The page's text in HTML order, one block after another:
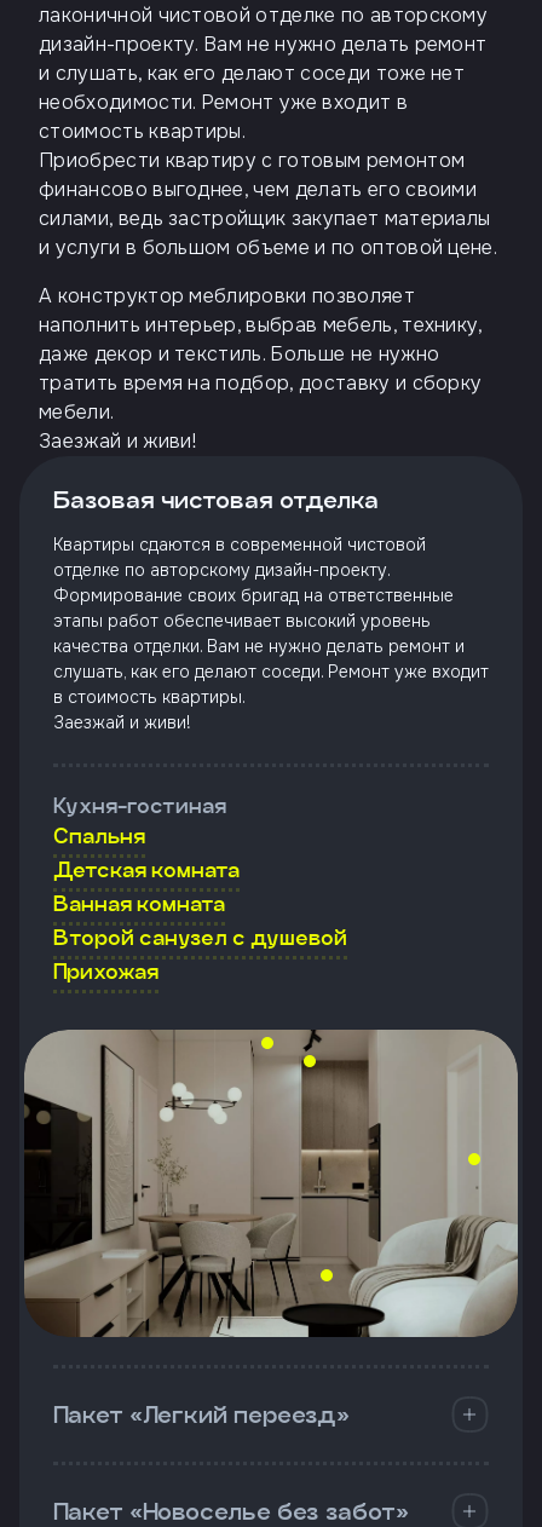
лаконичной чистовой отделке по авторскому
дизайн-проекту. Вам не нужно делать ремонт
и слушать, как его делают соседи тоже нет
необходимости. Ремонт уже входит в
стоимость квартиры.
Приобрести квартиру с готовым ремонтом
финансово выгоднее, чем делать его своими
силами, ведь застройщик закупает материалы
и услуги в большом объеме и по оптовой цене.
А конструктор меблировки позволяет
наполнить интерьер, выбрав мебель, технику,
даже декор и текстиль. Больше не нужно
тратить время на подбор, доставку и сборку
мебели.
Заезжай и живи!
Базовая чистовая отделка
Квартиры сдаются в современной чистовой
отделке по авторскому дизайн-проекту.
Формирование своих бригад на ответственные
этапы работ обеспечивает высокий уровень
качества отделки. Вам не нужно делать ремонт и
слушать, как его делают соседи. Ремонт уже входит
в стоимость квартиры.
Заезжай и живи!
Кухня-гостиная
Спальня
Детская комната
Ванная комната
Второй санузел с душевой
Прихожая
Пакет «Легкий переезд»
Пакет «Новоселье без забот»